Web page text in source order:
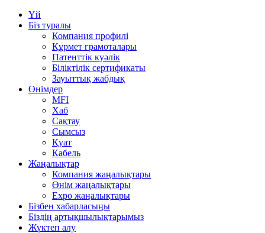
Үй
Біз туралы
Компания профилі
Құрмет грамоталары
Патенттік куәлік
Біліктілік сертификаты
Зауыттық жабдық
Өнімдер
MFI
Хаб
Сақтау
Сымсыз
Қуат
Кабель
Жаңалықтар
Компания жаңалықтары
Өнім жаңалықтары
Expo жаңалықтары
Бізбен хабарласыңы
Біздің артықшылықтарымыз
Жүктеп алу